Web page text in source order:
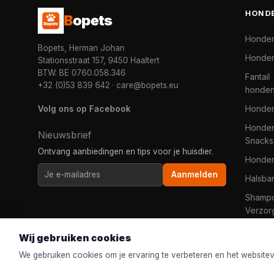
Bopets
Bopets, Herman Johan
Stationsstraat 157, 9450 Haaltert
BTW: BE 0760.058.346
+32 (0)53 839 642 · care@bopets.eu
Volg ons op Facebook
Nieuwsbrief
Ontvang aanbiedingen en tips voor je huisdier.
Aanmelden
Fantail
Snacks
Wij gebruiken cookies
We gebruiken cookies om je ervaring te verbeteren en het